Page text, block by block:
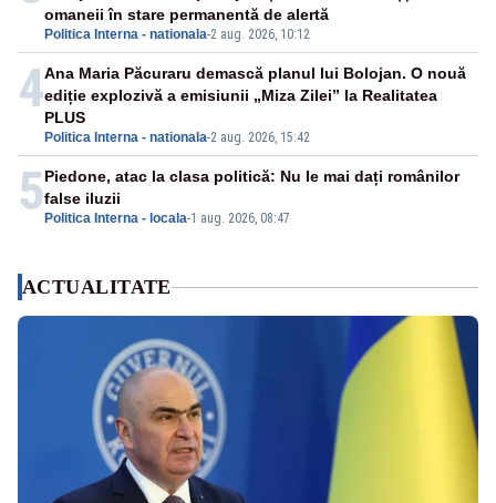
Politica Interna - nationala-2 aug. 2026, 10:12
omaneii în stare permanentă de alertă
4
Politica Interna - nationala-2 aug. 2026, 15:42
Ana Maria Păcuraru demască planul lui Bolojan. O nouă
ediție explozivă a emisiunii „Miza Zilei” la Realitatea
PLUS
5 Politica Interna - locala-1 aug. 2026, 08:47
Piedone, atac la clasa politică: Nu le mai dați românilor
false iluzii
ACTUALITATE